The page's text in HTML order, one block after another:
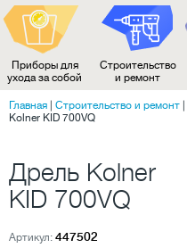
Приборы для
ухода за собой
Строительство
и ремонт
Главная Строительство и ремонт
Kolner KID 700VQ
Дрель Kolner
KID 700VQ
Артикул: 447502